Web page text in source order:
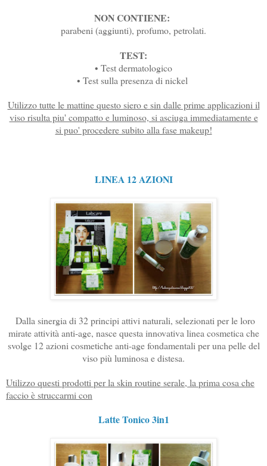
NON CONTIENE:
parabeni (aggiunti), profumo, petrolati.
TEST:
• Test dermatologico
• Test sulla presenza di nickel
Utilizzo tutte le mattine questo siero e sin dalle prime applicazioni il
viso risulta piu' compatto e luminoso, si asciuga immediatamente e
si puo' procedere subito alla fase makeup!
LINEA 12 AZIONI
Dalla sinergia di 32 principi attivi naturali, selezionati per le loro
mirate attività anti-age, nasce questa innovativa linea cosmetica che
svolge 12 azioni cosmetiche anti-age fondamentali per una pelle del
viso più luminosa e distesa.
Utilizzo questi prodotti per la skin routine serale, la prima cosa che
faccio è struccarmi con
Latte Tonico 3in1